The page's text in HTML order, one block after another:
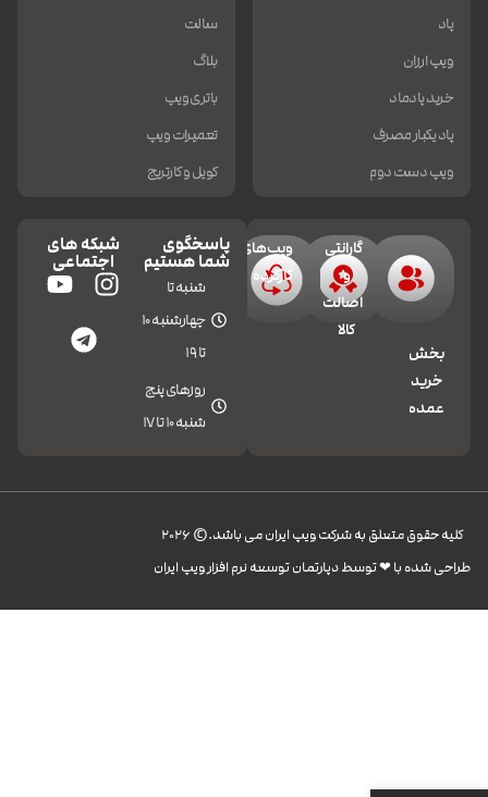
پاد
ویپ ارزان
خرید پادماد
پاد یکبار مصرف
ویپ دست دوم
سالت
بلاگ
باتری ویپ
تعمیرات ویپ
کویل و کارتریج
بخش
خرید
عمده
گارانتی
و
اصالت
کالا
ویپ‌های
کارکرده
پاسخگوی
شما هستیم
شنبه تا
چهارشنبه 10
تا 19
روزهای پنج
شنبه 10 تا 17
شبکه های
اجتماعی
کليه حقوق متعلق به شرکت ویپ ایران می باشد.© 2026
طراحی شده با ❤︎ توسط دپارتمان توسعه نرم افزار ویپ ایران